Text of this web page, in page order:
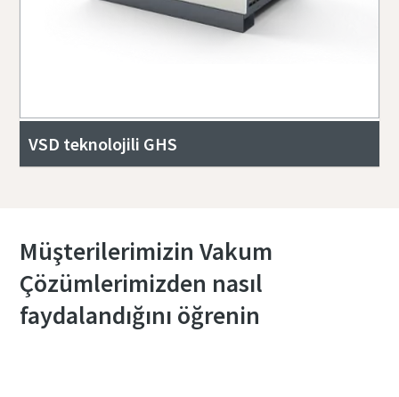
VSD teknolojili GHS
Müşterilerimizin Vakum
Çözümlerimizden nasıl
faydalandığını öğrenin